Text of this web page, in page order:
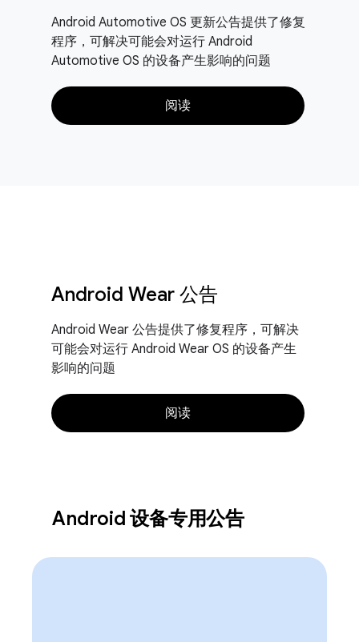
Android Automotive OS 更新公告提供了修复
程序，可解决可能会对运行 Android
Automotive OS 的设备产生影响的问题
阅读
Android Wear 公告
Android Wear 公告提供了修复程序，可解决
可能会对运行 Android Wear OS 的设备产生
影响的问题
阅读
Android 设备专用公告